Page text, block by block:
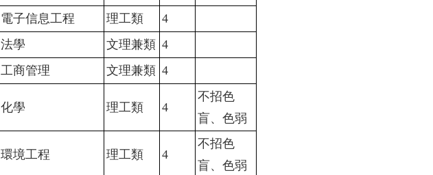
電子信息工程 理工類
4
法學 文理兼類 4
工商管理 文理兼類 4
化學 理工類 4
不招色
盲、色弱
環境工程 理工類 4
不招色
盲、色弱